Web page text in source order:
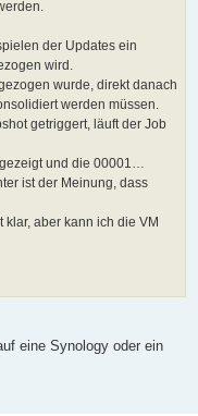
der Updates ein
wird.
wurde, direkt danach
werden müssen.
getriggert, läuft der Job
und die 00001…
ist der Meinung, dass
aber kann ich die VM
eine Synology oder ein